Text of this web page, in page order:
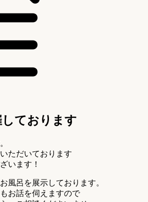
ております
ただいております
います！
風呂を展示しております。
お話を伺えますので